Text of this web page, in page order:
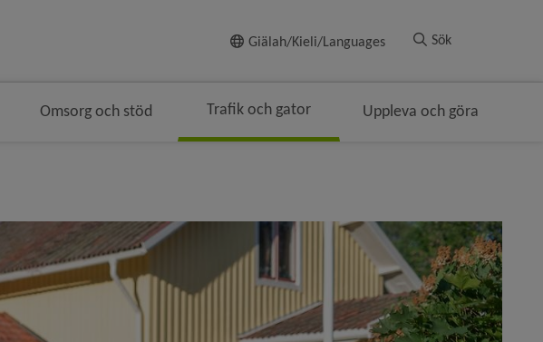
Giälah/Kieli/Languages Sök
Omsorg och stöd Trafik och gator Uppleva och göra